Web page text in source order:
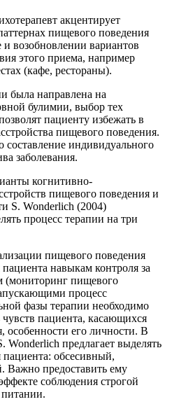
акцентирует
пищевого поведения
возобновлении вариантов
этого приема, например
(кафе, рестораны).
была направлена на
булимии, выбор тех
пациенту избежать в
пищевого поведения.
индивидуального
заболевания.
когнитивно-
пищевого поведения и
S. Wonderlich (2004)
процесс терапии на три
пищевого поведения
навыкам контроля за
пищевого
процесс
фазы терапии необходимо
пациента, касающихся
особенности его личности. В
Wonderlich предлагает выделять
пациента: обсесивный,
предоставить ему
соблюдения строгой